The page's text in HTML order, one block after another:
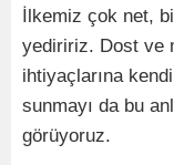
İlkemiz çok net,
yediririz. Dost ve
ihtiyaçlarına
sunmayı da bu
görüyoruz.